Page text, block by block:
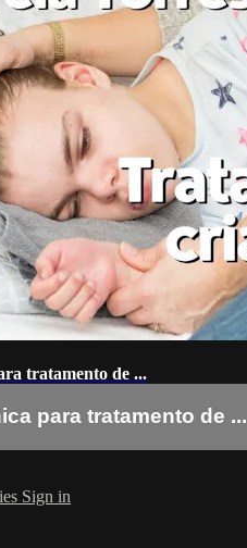
tratamento de ...
para tratamento de ...
Sign in